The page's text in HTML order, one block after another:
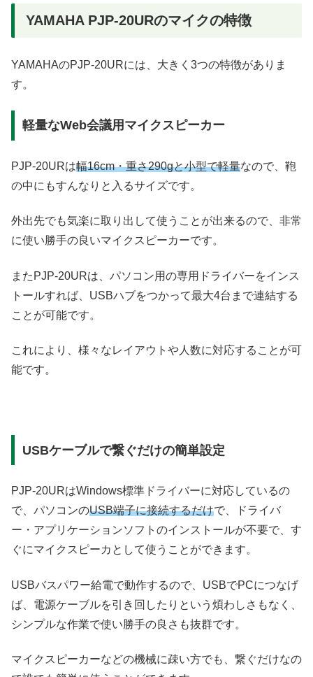
YAMAHA PJP-20URのマイクの特徴
YAMAHAのPJP-20URには、大きく3つの特徴がありま
す。
軽量なWeb会議用マイクスピーカー
PJP-20URは幅16cm・重さ290gと小型で軽量なので、鞄
の中にもすんなりと入るサイズです。
外出先でも気楽に取り出して使うことが出来るので、非常
に使い勝手の良いマイクスピーカーです。
またPJP-20URは、パソコン用の専用ドライバーをインス
トールすれば、USBハブをつかって最大4台まで連結する
ことが可能です。
これにより、様々なレイアウトや人数に対応することが可
能です。
USBケーブルで繋ぐだけの簡単設定
PJP-20URはWindows標準ドライバーに対応しているの
で、パソコンのUSB端子に接続するだけで、ドライバ
ー・アプリケーションソフトのインストールが不要で、す
ぐにマイクスピーカとして使うことができます。
USBバスパワー給電で動作するので、USBでPCにつなげ
ば、電源ケーブルを引き回したりという煩わしさもなく、
シンプルな作業で使い勝手の良さも抜群です。
マイクスピーカーなどの機械に疎い方でも、繋ぐだけなの